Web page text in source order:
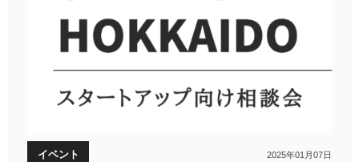
イベント 2025年01月07日